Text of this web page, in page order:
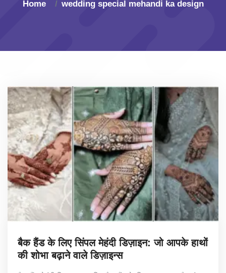
Home wedding special mehandi ka design
बैक हैंड के लिए सिंपल मेहंदी डिज़ाइन: जो आपके हाथों
की शोभा बढ़ाने वाले डिज़ाइन्स